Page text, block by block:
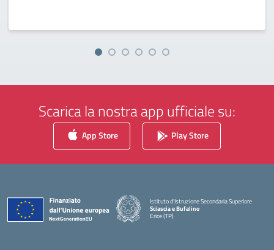
Scarica la nostra app ufficiale su:
App Store Play Store
Istituto d'Istruzione Secondaria Superiore
Sciascia e Bufalino
Erice (TP)